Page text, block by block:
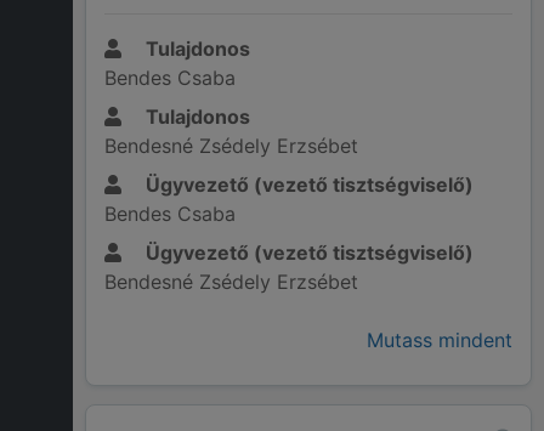
Tulajdonos
Bendes Csaba
Tulajdonos
Bendesné Zsédely Erzsébet
Ügyvezető (vezető tisztségviselő)
Bendes Csaba
Ügyvezető (vezető tisztségviselő)
Bendesné Zsédely Erzsébet
Mutass mindent